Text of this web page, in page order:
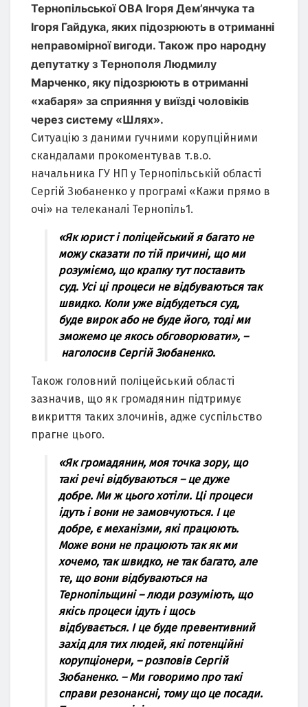
Тернопільської ОВА Ігоря Дем’янчука та
Ігоря Гайдука, яких підозрюють в отриманні
неправомірної вигоди. Також про народну
депутатку з Тернополя Людмилу
Марченко, яку підозрюють в отриманні
«хабаря» за сприяння у виїзді чоловіків
через систему «Шлях».
Ситуацію з даними гучними корупційними
скандалами прокоментував т.в.о.
начальника ГУ НП у Тернопільській області
Сергій Зюбаненко у програмі «Кажи прямо в
очі» на телеканалі Тернопіль1.
«Як юрист і поліцейський я багато не
можу сказати по тій причині, що ми
розуміємо, що крапку тут поставить
суд. Усі ці процеси не відбуваються так
швидко. Коли уже відбудеться суд,
буде вирок або не буде його, тоді ми
зможемо це якось обговорювати», –
наголосив Сергій Зюбаненко.
Також головний поліцейський області
зазначив, що як громадянин підтримує
викриття таких злочинів, адже суспільство
прагне цього.
«Як громадянин, моя точка зору, що
такі речі відбуваються – це дуже
добре. Ми ж цього хотіли. Ці процеси
ідуть і вони не замовчуються. І це
добре, є механізми, які працюють.
Може вони не працюють так як ми
хочемо, так швидко, не так багато, але
те, що вони відбуваються на
Тернопільщині – люди розуміють, що
якісь процеси ідуть і щось
відбувається. І це буде превентивний
захід для тих людей, які потенційні
корупціонери, – розповів Сергій
Зюбаненко. – Ми говоримо про такі
справи резонансні, тому що це посади.